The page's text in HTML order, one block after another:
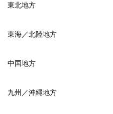
東北地方
東海／北陸地方
中国地方
九州／沖縄地方